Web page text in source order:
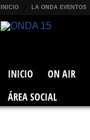
INICIO LA ONDA EVENTOS
INICIO ON AIR
ÁREA SOCIAL